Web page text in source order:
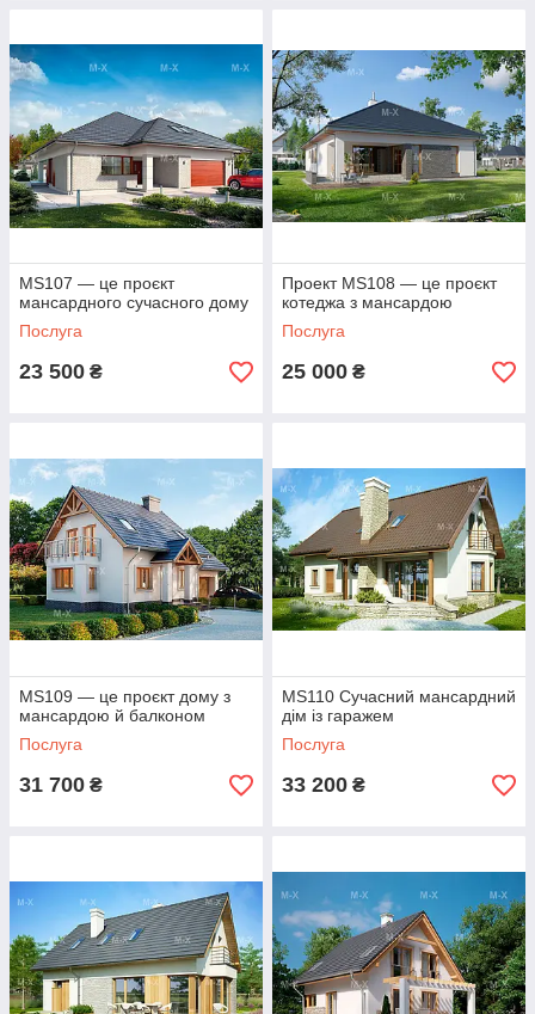
MS107 — це проєкт
мансардного сучасного дому
Послуга
23 500 ₴
Проект МS108 — це проєкт
котеджа з мансардою
Послуга
25 000 ₴
MS109 — це проєкт дому з
мансардою й балконом
Послуга
31 700 ₴
MS110 Сучасний мансардний
дім із гаражем
Послуга
33 200 ₴